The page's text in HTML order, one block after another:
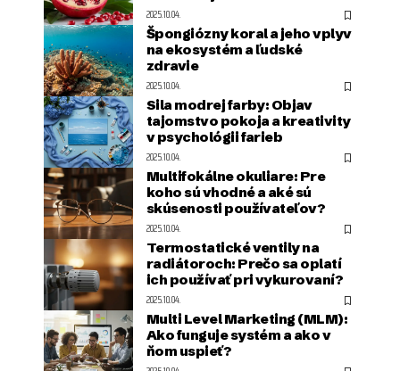
2025.10.04.
Špongiózny koral a jeho vplyv
na ekosystém a ľudské
zdravie
2025.10.04.
Sila modrej farby: Objav
tajomstvo pokoja a kreativity
v psychológii farieb
2025.10.04.
Multifokálne okuliare: Pre
koho sú vhodné a aké sú
skúsenosti používateľov?
2025.10.04.
Termostatické ventily na
radiátoroch: Prečo sa oplatí
ich používať pri vykurovaní?
2025.10.04.
Multi Level Marketing (MLM):
Ako funguje systém a ako v
ňom uspieť?